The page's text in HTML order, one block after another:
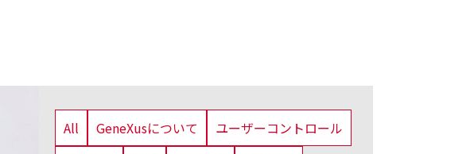
All GeneXusについて
ユーザーコントロール